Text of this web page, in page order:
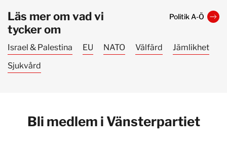
Läs mer om vad vi
tycker om
Politik A-Ö
Israel & Palestina EU NATO Välfärd
Jämlikhet
Sjukvård
Bli medlem i Vänsterpartiet